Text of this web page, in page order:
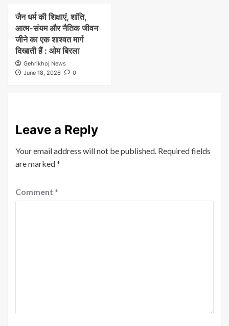
जैन धर्म की शिक्षाएं, शांति,
आत्म-संयम और नैतिक जीवन
जीने का एक शाश्वत मार्ग
दिखाती हैं : ओम बिरला
Gehrikhoj News
June 18, 2026
0
Leave a Reply
Your email address will not be published. Required fields
are marked*
Comment *